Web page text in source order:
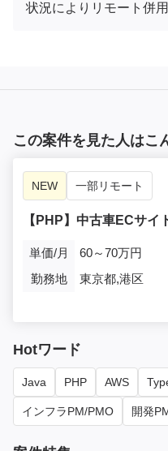
状況によりリモート併
この案件を見た人はこ
NEW 一部リモート
【PHP】中古車ECサイ
単価/月
60～70万円
勤務地
東京都,港区
Hotワード
Java PHP AWS
インフラPM/PMO 開発